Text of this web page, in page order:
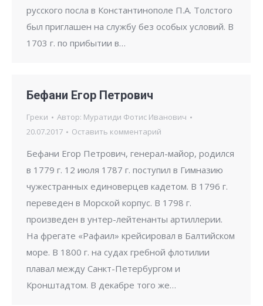
русского посла в Константинополе П.А. Толстого
был приглашен на службу без особых условий. В
1703 г. по прибытии в…
Бефани Егор Петрович
Греки Автор: Муратиди Фотис Иванович
20.07.2017
Оставить комментарий
Бефани Егор Петрович, генерал-майор, родился
в 1779 г. 12 июля 1787 г. поступил в Гимназию
чужестранных единоверцев кадетом. В 1796 г.
переведен в Морской корпус. В 1798 г.
произведен в унтер-лейтенанты артиллерии.
На фрегате «Рафаил» крейсировал в Балтийском
море. В 1800 г. на судах гребной флотилии
плавал между Санкт-Петербургом и
Кронштадтом. В декабре того же…